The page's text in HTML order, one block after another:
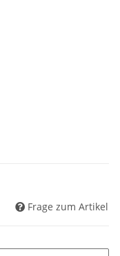
Frage zum Artikel